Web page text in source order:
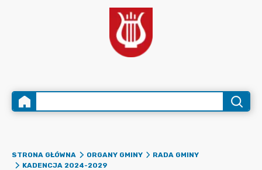
STRONA GŁÓWNA ORGANY GMINY
RADA GMINY
KADENCJA 2024-2029